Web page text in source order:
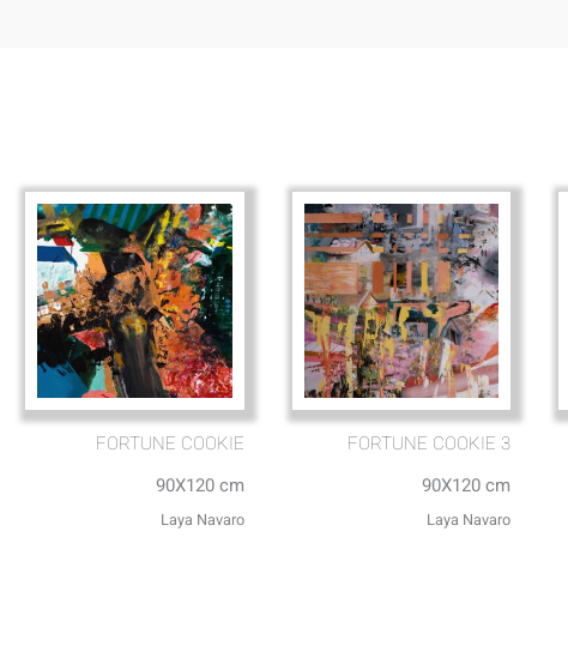
FORTUNE COOKIE 3
90X120 cm
Laya Navaro
FORTUNE COOKIE
90X120 cm
Laya Navaro